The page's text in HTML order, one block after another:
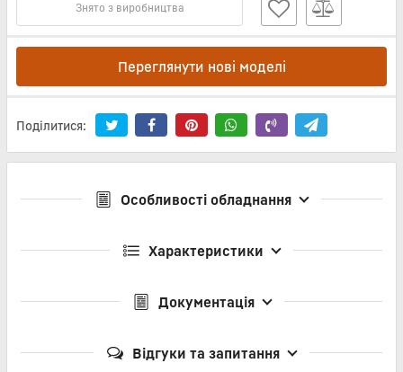
Знято з виробництва
Переглянути нові моделі
Поділитися:
Особливості обладнання
Характеристики
Документація
Відгуки та запитання